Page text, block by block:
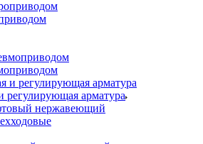
арматура
нержавеющий